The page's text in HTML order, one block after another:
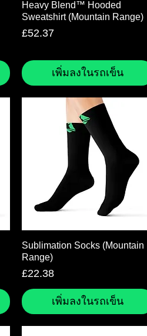
ดูข้อมูลด่วน
Heavy Blend™ Hooded
Sweatshirt (Mountain Range)
ราคา
£52.37
เพิ่มลงในรถเข็น
ดูข้อมูลด่วน
Sublimation Socks (Mountain
Range)
ราคา
£22.38
เพิ่มลงในรถเข็น